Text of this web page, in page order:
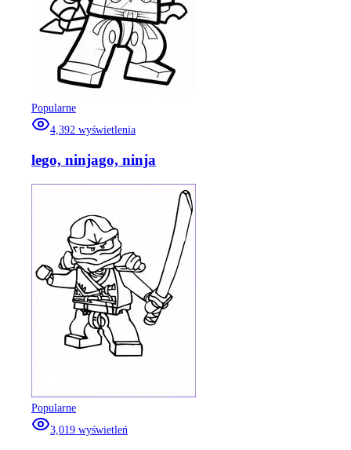
Popularne
4,392 wyświetlenia
lego, ninjago, ninja
Popularne
3,019 wyświetleń